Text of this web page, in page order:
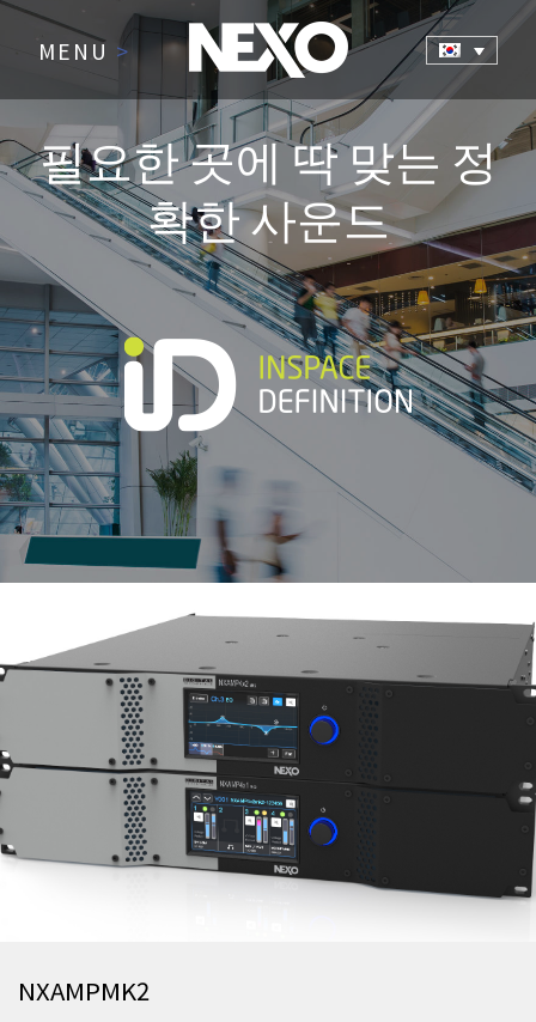
MENU >
필요한 곳에 딱 맞는 정
확한 사운드
NXAMPMK2